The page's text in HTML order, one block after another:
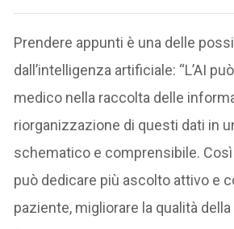
Prendere appunti è una delle
dall’intelligenza artificiale: “L’AI
medico nella raccolta delle
riorganizzazione di questi dati in
schematico e comprensibile.
può dedicare più ascolto attivo e
paziente, migliorare la qualità